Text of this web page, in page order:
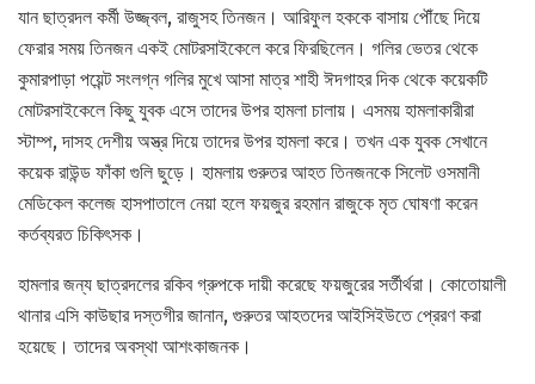
যান ছাত্রদল কর্মী উজ্জ্বল, রাজুসহ তিনজন। আরিফুল হককে বাসায় পৌঁছে দিয়ে
ফেরার সময় তিনজন একই মোটরসাইকেলে করে ফিরছিলেন। গলির ভেতর থেকে
কুমারপাড়া পয়েন্ট সংলগ্ন গলির মুখে আসা মাত্র শাহী ঈদগাহর দিক থেকে কয়েকটি
মোটরসাইকেলে কিছু যুবক এসে তাদের উপর হামলা চালায়। এসময় হামলাকারীরা
স্টাম্প, দাসহ দেশীয় অস্ত্র দিয়ে তাদের উপর হামলা করে। তখন এক যুবক সেখানে
কয়েক রাউন্ড ফাঁকা গুলি ছুড়ে। হামলায় গুরুতর আহত তিনজনকে সিলেট ওসমানী
মেডিকেল কলেজ হাসপাতালে নেয়া হলে ফয়জুর রহমান রাজুকে মৃত ঘোষণা করেন
কর্তব্যরত চিকিৎসক।
হামলার জন্য ছাত্রদলের রকিব গ্রুপকে দায়ী করেছে ফয়জুরের সর্তীর্থরা। কোতোয়ালী
থানার এসি কাউছার দস্তগীর জানান, গুরুতর আহতদের আইসিইউতে প্রেরণ করা
হয়েছে। তাদের অবস্থা আশংকাজনক।